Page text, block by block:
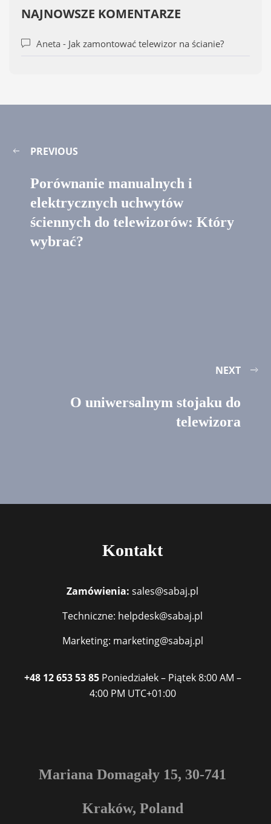
NAJNOWSZE KOMENTARZE
Aneta - Jak zamontować telewizor na ścianie?
PREVIOUS
Porównanie manualnych i
elektrycznych uchwytów
ściennych do telewizorów: Który
wybrać?
NEXT
O uniwersalnym stojaku do
telewizora
Kontakt
Zamówienia: sales@sabaj.pl
Techniczne: helpdesk@sabaj.pl
Marketing: marketing@sabaj.pl
+48 12 653 53 85 Poniedziałek – Piątek 8:00 AM –
4:00 PM UTC+01:00
Mariana Domagały 15, 30-741
Kraków, Poland